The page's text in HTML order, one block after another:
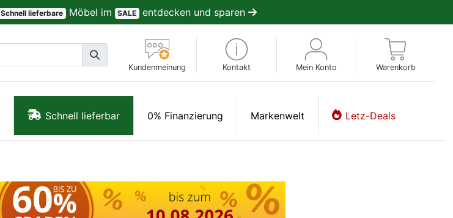
Schnell lieferbare Möbel im SALE entdecken und sparen
Kundenmeinung Kontakt Mein Konto Warenkorb
Schnell lieferbar 0% Finanzierung Markenwelt Letz-Deals